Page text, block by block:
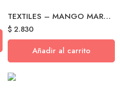
TEXTILES – MANGO MARACUYÁ
$2.830
Añadir al carrito